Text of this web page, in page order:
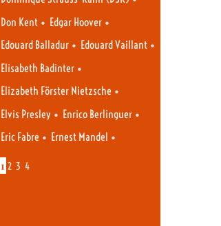
Don Kent • Edgar Hoover •
Edouard Balladur • Edouard Vaillant •
Elisabeth Badinter •
Elizabeth Förster Nietzsche •
Elvis Presley • Enrico Berlinguer •
Eric Fabre • Ernest Mandel •
1 2 3 4